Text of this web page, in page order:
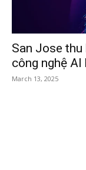
San Jose
công nghệ AI
March 13, 2025